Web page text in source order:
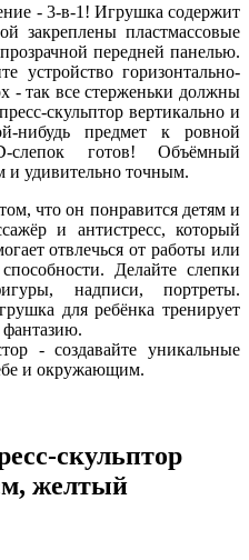
- 3-в-1! Игрушка содержит
закреплены пластмассовые
передней панелью.
устройство горизонтально-
- так все стерженьки должны
скульптор вертикально и
нибудь предмет к ровной
слепок готов! Объёмный
и удивительно точным.
что он понравится детям и
и антистресс, который
отвлечься от работы или
Делайте слепки
надписи, портреты.
для ребёнка тренирует
- создавайте уникальные
и окружающим.
скульптор
желтый